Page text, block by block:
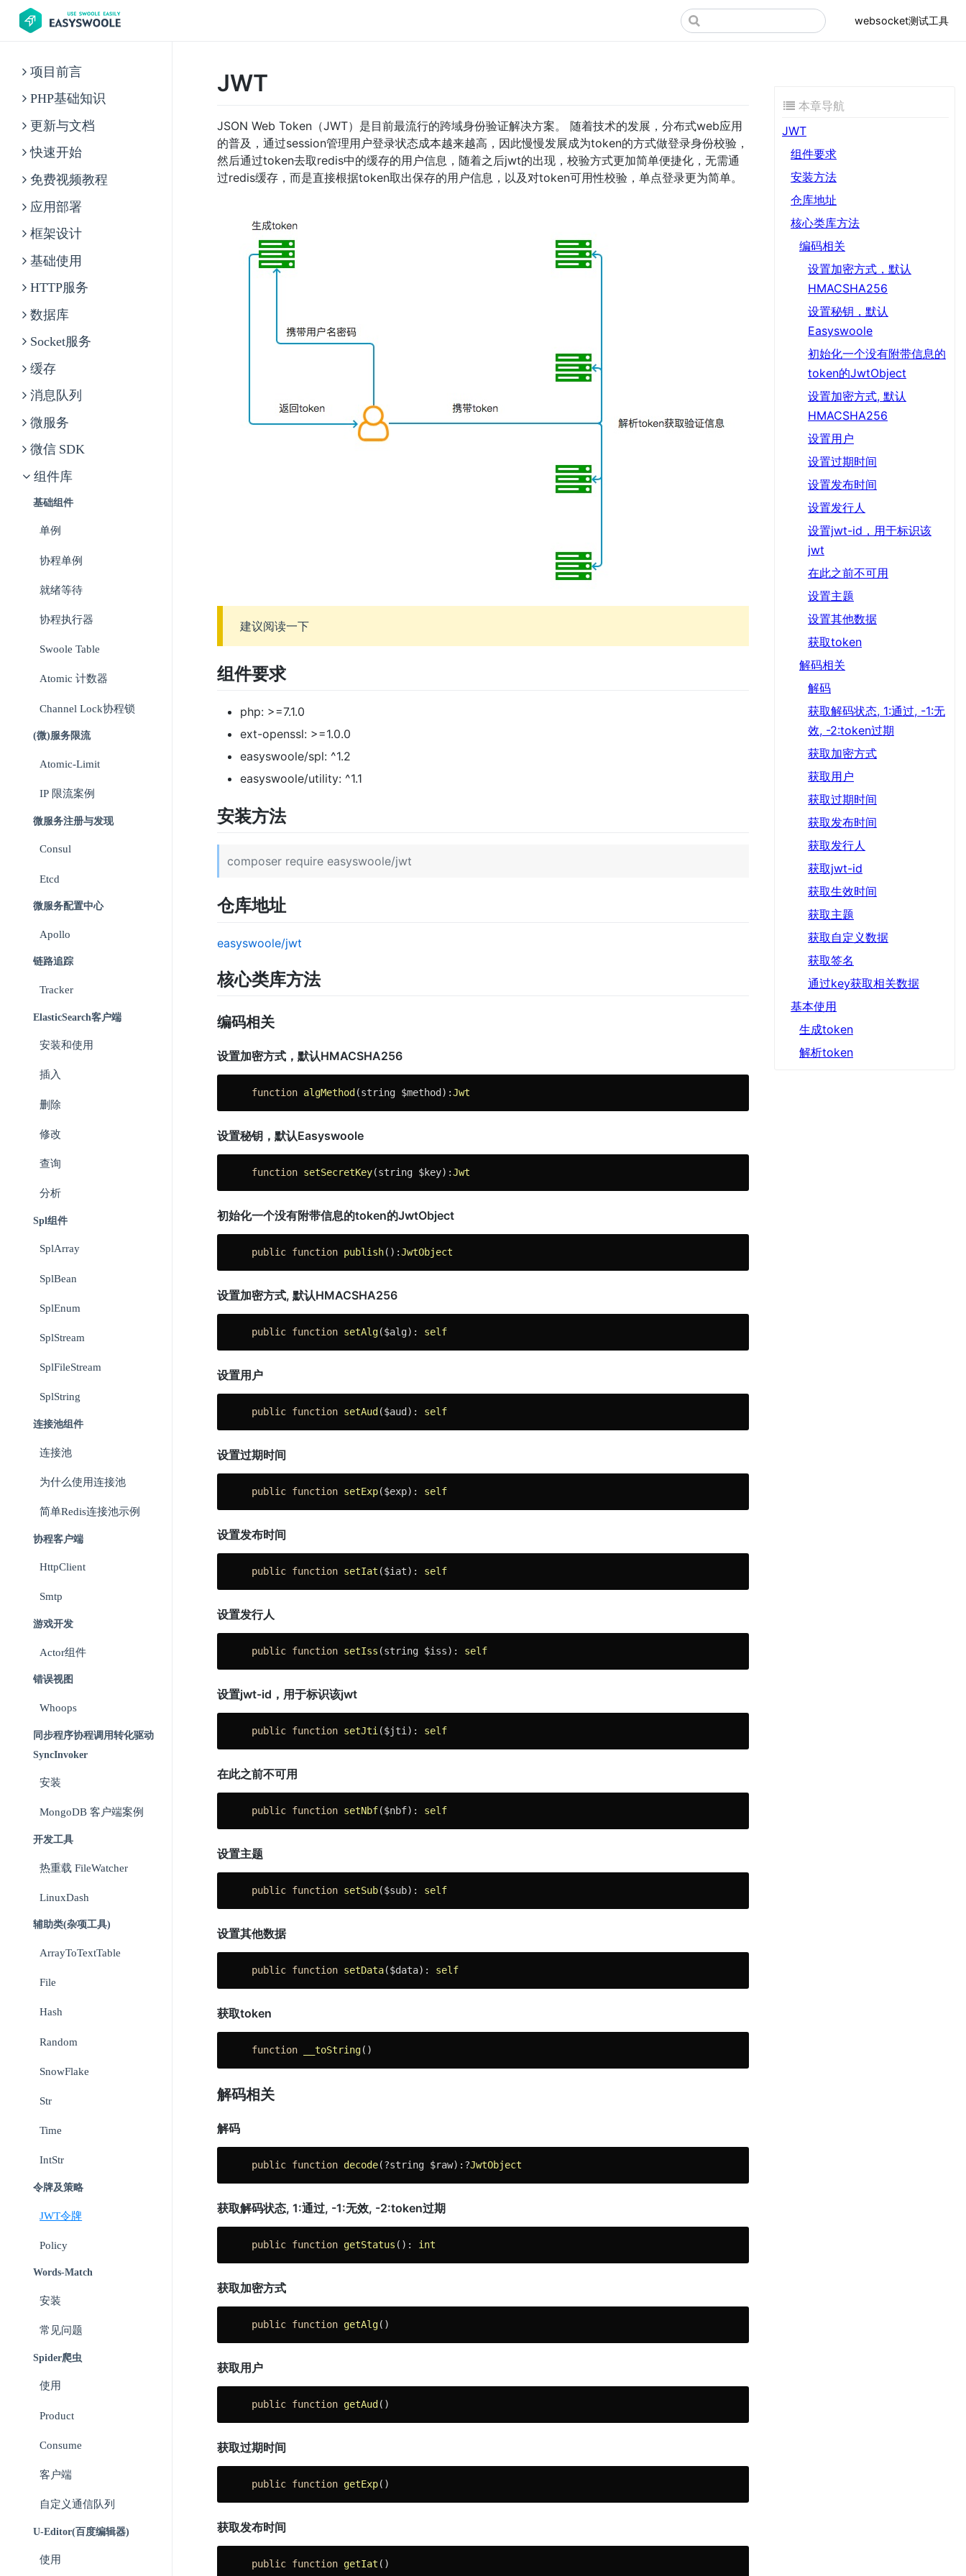
websocket测试工具
项目前言
PHP基础知识
更新与文档
快速开始
免费视频教程
应用部署
框架设计
基础使用
HTTP服务
数据库
Socket服务
缓存
消息队列
微服务
微信 SDK
组件库
基础组件
单例
协程单例
就绪等待
协程执行器
Swoole Table
Atomic 计数器
Channel Lock协程锁
(微)服务限流
Atomic-Limit
IP 限流案例
微服务注册与发现
Consul
Etcd
微服务配置中心
Apollo
链路追踪
Tracker
ElasticSearch客户端
安装和使用
插入
删除
修改
查询
分析
Spl组件
SplArray
SplBean
SplEnum
SplStream
SplFileStream
SplString
连接池组件
连接池
为什么使用连接池
简单Redis连接池示例
协程客户端
HttpClient
Smtp
游戏开发
Actor组件
错误视图
Whoops
同步程序协程调用转化驱动
SyncInvoker
安装
MongoDB 客户端案例
开发工具
热重载 FileWatcher
LinuxDash
辅助类(杂项工具)
ArrayToTextTable
File
Hash
Random
SnowFlake
Str
Time
IntStr
令牌及策略
JWT令牌
Policy
Words-Match
安装
常见问题
Spider爬虫
使用
Product
Consume
客户端
自定义通信队列
U-Editor(百度编辑器)
使用
JWT
JSON Web Token（JWT）是目前最流行的跨域身份验证解决方案。 随着技术的发展，分布式web应用
的普及，通过session管理用户登录状态成本越来越高，因此慢慢发展成为token的方式做登录身份校验，
然后通过token去取redis中的缓存的用户信息，随着之后jwt的出现，校验方式更加简单便捷化，无需通
过redis缓存，而是直接根据token取出保存的用户信息，以及对token可用性校验，单点登录更为简单。
建议阅读一下
组件要求
php: >=7.1.0
ext-openssl: >=1.0.0
easyswoole/spl: ^1.2
easyswoole/utility: ^1.1
安装方法
composer require easyswoole/jwt
仓库地址
easyswoole/jwt
核心类库方法
编码相关
设置加密方式，默认HMACSHA256
function algMethod (string $method) :Jwt
设置秘钥，默认Easyswoole
function setSecretKey(string $key) :Jwt
初始化一个没有附带信息的token的JwtObject
public function publish() :JwtObject
设置加密方式, 默认HMACSHA256
public function setAlg($alg) : self
设置用户
public function setAud ($aud) : self
设置过期时间
public function setExp($exp) : self
设置发布时间
public function setIat ($iat) : self
设置发行人
public function setIss (string $iss) : self
设置jwt-id，用于标识该jwt
public function setJti ($jti) : self
在此之前不可用
public function setNbf($nbf) : self
设置主题
public function setSub($sub) : self
设置其他数据
public function setData($data) : self
获取token
function __toString()
解码相关
解码
public function decode(?string $raw) :?JwtObject
获取解码状态, 1:通过, -1:无效, -2:token过期
public function getStatus () : int
获取加密方式
public function getAlg()
获取用户
public function getAud ()
获取过期时间
public function getExp()
获取发布时间
public function getIat ()
本章导航
JWT
组件要求
安装方法
仓库地址
核心类库方法
编码相关
设置加密方式，默认
HMACSHA256
设置秘钥，默认
Easyswoole
初始化一个没有附带信息的
token的JwtObject
设置加密方式, 默认
HMACSHA256
设置用户
设置过期时间
设置发布时间
设置发行人
设置jwt-id，用于标识该
jwt
在此之前不可用
设置主题
设置其他数据
获取token
解码相关
解码
获取解码状态, 1:通过, -1:无
效, -2:token过期
获取加密方式
获取用户
获取过期时间
获取发布时间
获取发行人
获取jwt-id
获取生效时间
获取主题
获取自定义数据
获取签名
通过key获取相关数据
基本使用
生成token
解析token